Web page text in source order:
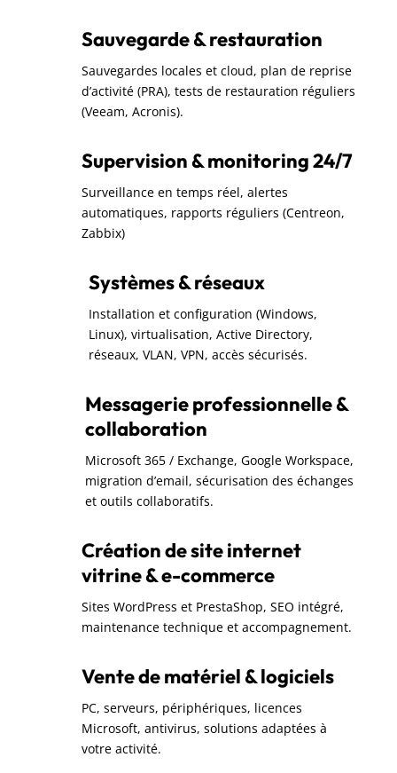
Sauvegarde & restauration
Sauvegardes locales et cloud, plan de reprise
d’activité (PRA), tests de restauration réguliers
(Veeam, Acronis).
Supervision & monitoring 24/7
Surveillance en temps réel, alertes
automatiques, rapports réguliers (Centreon,
Zabbix)
Systèmes & réseaux
Installation et configuration (Windows,
Linux), virtualisation, Active Directory,
réseaux, VLAN, VPN, accès sécurisés.
Messagerie professionnelle &
collaboration
Microsoft 365 / Exchange, Google Workspace,
migration d’email, sécurisation des échanges
et outils collaboratifs.
Création de site internet
vitrine & e-commerce
Sites WordPress et PrestaShop, SEO intégré,
maintenance technique et accompagnement.
Vente de matériel & logiciels
PC, serveurs, périphériques, licences
Microsoft, antivirus, solutions adaptées à
votre activité.